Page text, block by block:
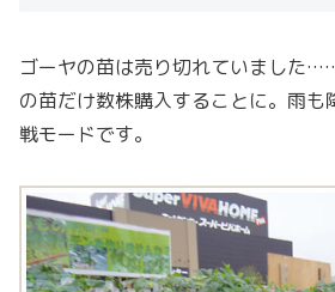
ゴーヤの苗は売り切れていました
の苗だけ数株購入することに。雨も
戦モードです。